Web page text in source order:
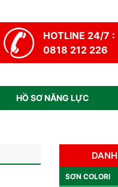
HOTLINE 24/7 :
0818 212 226
HỒ SƠ NĂNG LỰC
SƠN COLORI